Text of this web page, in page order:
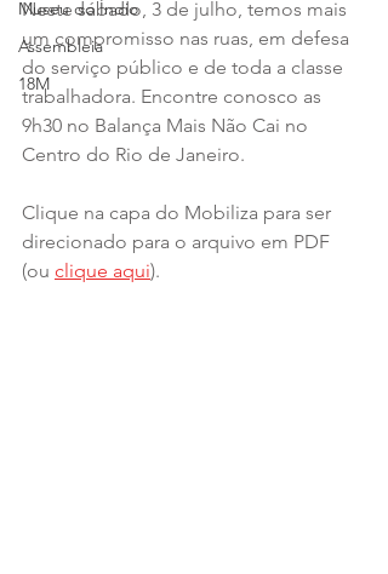
Museu do Índio
Assembleia
18M
Neste sábado, 3 de julho, temos mais
um compromisso nas ruas, em defesa
do serviço público e de toda a classe
trabalhadora. Encontre conosco as
9h30 no Balança Mais Não Cai no
Centro do Rio de Janeiro.
Clique na capa do Mobiliza para ser
direcionado para o arquivo em PDF
(ou clique aqui).